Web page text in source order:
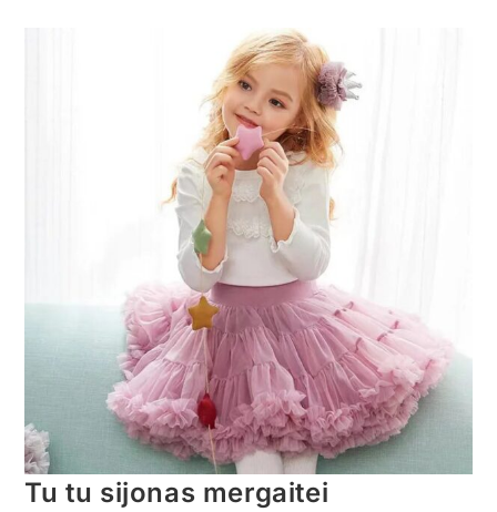
Tu tu sijonas mergaitei